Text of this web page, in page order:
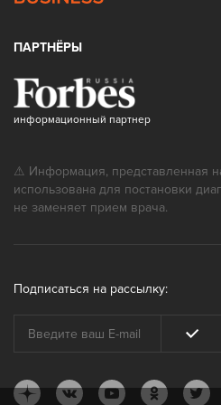
ПАРТНЁРЫ
информационный партнер
⚠ Информация, представленная
использована для постановки
не заменяет прием врача.
Подписаться на рассылку: